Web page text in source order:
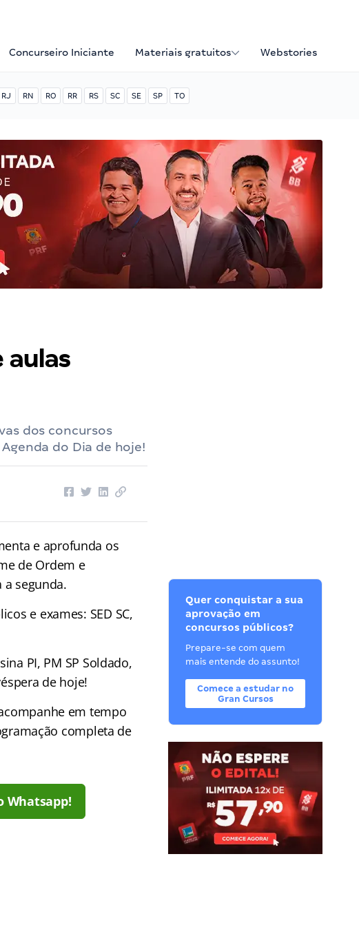
Concurseiro Iniciante Materiais gratuitos Webstories
RJ RN RO RR RS SC SE SP TO
aulas
dos concursos
do Dia de hoje!
e aprofunda os
de Ordem e
segunda.
e exames: SED SC,
PI, PM SP Soldado,
de hoje!
em tempo
completa de
Whatsapp!
Quer conquistar a sua
aprovação em
concursos públicos?
Prepare-se com quem
mais entende do assunto!
Comece a estudar no
Gran Cursos